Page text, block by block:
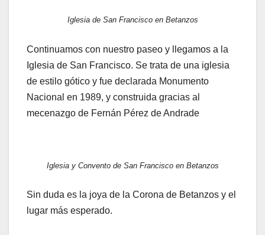
Iglesia de San Francisco en Betanzos
Continuamos con nuestro paseo y llegamos a la
Iglesia de San Francisco. Se trata de una iglesia
de estilo gótico y fue declarada Monumento
Nacional en 1989, y construida gracias al
mecenazgo de Fernán Pérez de Andrade
Iglesia y Convento de San Francisco en Betanzos
Sin duda es la joya de la Corona de Betanzos y el
lugar más esperado.